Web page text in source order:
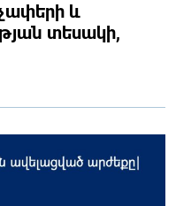
և
տեսակի,